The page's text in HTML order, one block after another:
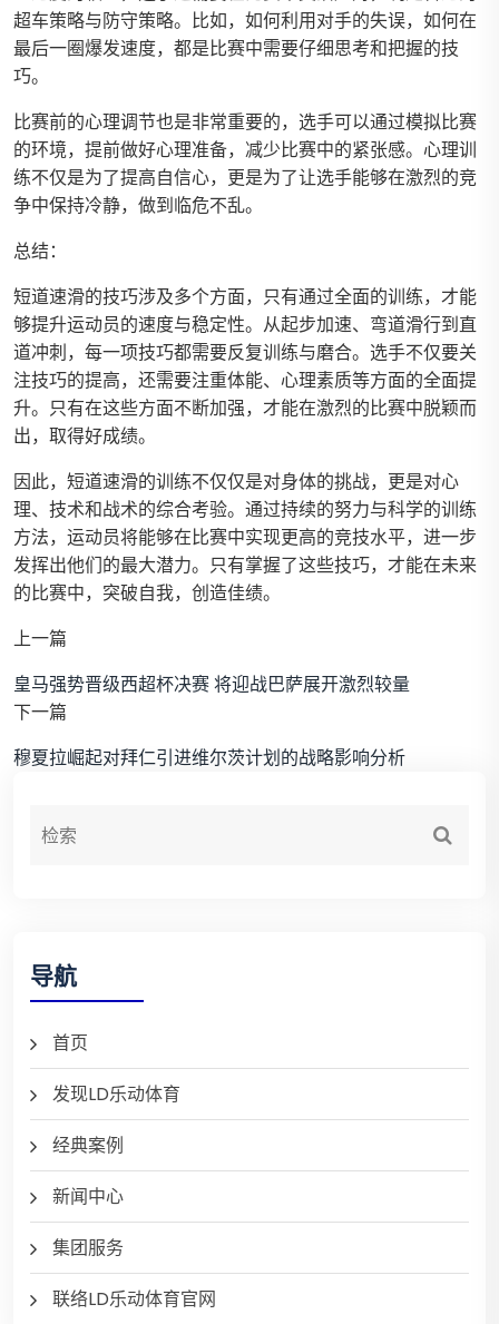
超车策略与防守策略。比如，如何利用对手的失误，如何在
最后一圈爆发速度，都是比赛中需要仔细思考和把握的技
巧。
比赛前的心理调节也是非常重要的，选手可以通过模拟比赛
的环境，提前做好心理准备，减少比赛中的紧张感。心理训
练不仅是为了提高自信心，更是为了让选手能够在激烈的竞
争中保持冷静，做到临危不乱。
总结：
短道速滑的技巧涉及多个方面，只有通过全面的训练，才能
够提升运动员的速度与稳定性。从起步加速、弯道滑行到直
道冲刺，每一项技巧都需要反复训练与磨合。选手不仅要关
注技巧的提高，还需要注重体能、心理素质等方面的全面提
升。只有在这些方面不断加强，才能在激烈的比赛中脱颖而
出，取得好成绩。
因此，短道速滑的训练不仅仅是对身体的挑战，更是对心
理、技术和战术的综合考验。通过持续的努力与科学的训练
方法，运动员将能够在比赛中实现更高的竞技水平，进一步
发挥出他们的最大潜力。只有掌握了这些技巧，才能在未来
的比赛中，突破自我，创造佳绩。
上一篇
皇马强势晋级西超杯决赛 将迎战巴萨展开激烈较量
下一篇
穆夏拉崛起对拜仁引进维尔茨计划的战略影响分析
导航
首页
发现LD乐动体育
经典案例
新闻中心
集团服务
联络LD乐动体育官网